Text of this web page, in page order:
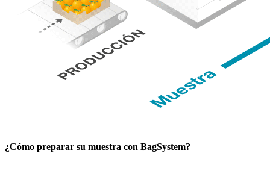
¿Cómo preparar su muestra con BagSystem?